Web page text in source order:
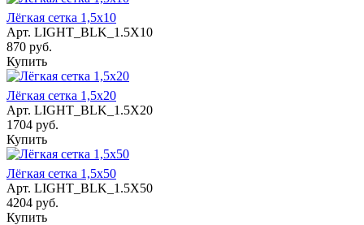
Лёгкая сетка 1,5х10
Арт. LIGHT_BLK_1.5X10
870 руб.
Купить
Лёгкая сетка 1,5х20
Арт. LIGHT_BLK_1.5X20
1704 руб.
Купить
Лёгкая сетка 1,5х50
Арт. LIGHT_BLK_1.5X50
4204 руб.
Купить